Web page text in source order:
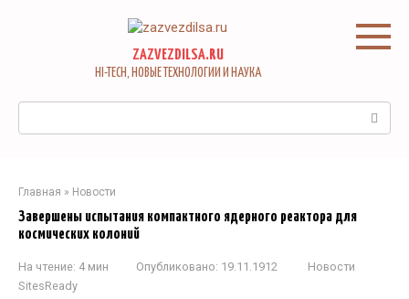
ZAZVEZDILSA.RU
HI-TECH, НОВЫЕ ТЕХНОЛОГИИ И НАУКА
Главная » Новости
Завершены испытания компактного ядерного реактора для
космических колоний
На чтение: 4 мин Опубликовано: 19.11.1912
Новости
SitesReady